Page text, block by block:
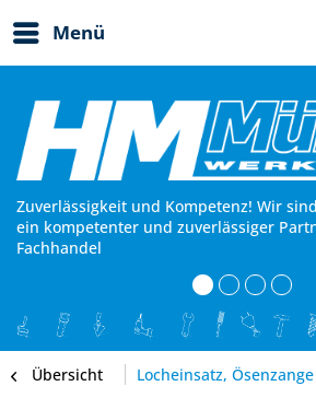
Menü
Zuverlässigkeit und Kompetenz! Wir
ein kompetenter und zuverlässiger
Fachhandel
Übersicht Locheinsatz,